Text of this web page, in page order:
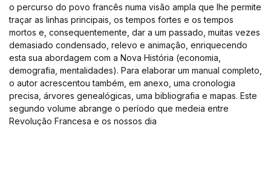
o percurso do povo francês numa visão ampla que lhe permite
traçar as linhas principais, os tempos fortes e os tempos
mortos e, consequentemente, dar a um passado, muitas vezes
demasiado condensado, relevo e animação, enriquecendo
esta sua abordagem com a Nova História (economia,
demografia, mentalidades). Para elaborar um manual completo,
o autor acrescentou também, em anexo, uma cronologia
precisa, árvores genealógicas, uma bibliografia e mapas. Este
segundo volume abrange o período que medeia entre
Revolução Francesa e os nossos dia